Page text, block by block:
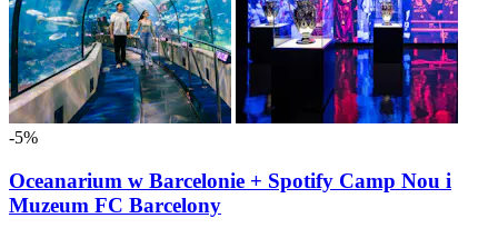
-5%
Oceanarium w Barcelonie + Spotify Camp Nou i
Muzeum FC Barcelony